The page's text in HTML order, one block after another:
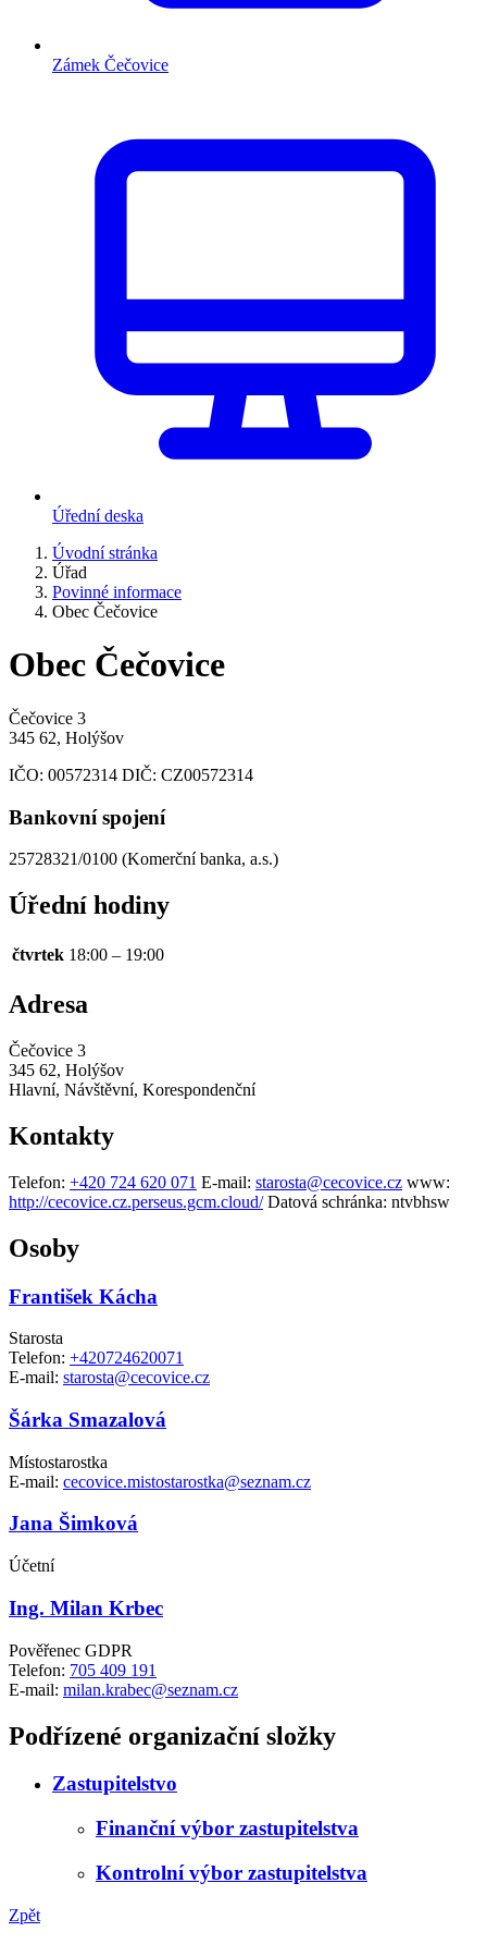
Zámek Čečovice
Úřední deska
Úvodní stránka
Úřad
Povinné informace
Obec Čečovice
Obec Čečovice
Čečovice 3
345 62, Holýšov
IČO: 00572314 DIČ: CZ00572314
Bankovní spojení
25728321/0100 (Komerční banka, a.s.)
Úřední hodiny
čtvrtek 18:00 – 19:00
Adresa
Čečovice 3
345 62, Holýšov
Hlavní, Návštěvní, Korespondenční
Kontakty
Telefon: +420 724 620 071 E-mail: starosta@cecovice.cz www:
http://cecovice.cz.perseus.gcm.cloud/ Datová schránka: ntvbhsw
Osoby
František Kácha
Starosta
Telefon: +420724620071
E-mail: starosta@cecovice.cz
Šárka Smazalová
Místostarostka
E-mail: cecovice.mistostarostka@seznam.cz
Jana Šimková
Účetní
Ing. Milan Krbec
Pověřenec GDPR
Telefon: 705 409 191
E-mail: milan.krabec@seznam.cz
Podřízené organizační složky
Zastupitelstvo
Finanční výbor zastupitelstva
Kontrolní výbor zastupitelstva
Zpět